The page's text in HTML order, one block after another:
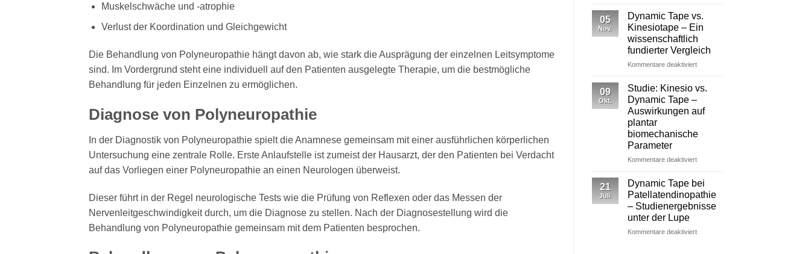
Muskelschwäche und -atrophie
Verlust der Koordination und Gleichgewicht
Die Behandlung von Polyneuropathie hängt davon ab, wie stark die Ausprägung der einzelnen Leitsymptome
sind. Im Vordergrund steht eine individuell auf den Patienten ausgelegte Therapie, um die bestmögliche
Behandlung für jeden Einzelnen zu ermöglichen.
Diagnose von Polyneuropathie
In der Diagnostik von Polyneuropathie spielt die Anamnese gemeinsam mit einer ausführlichen körperlichen
Untersuchung eine zentrale Rolle. Erste Anlaufstelle ist zumeist der Hausarzt, der den Patienten bei Verdacht
auf das Vorliegen einer Polyneuropathie an einen Neurologen überweist.
Dieser führt in der Regel neurologische Tests wie die Prüfung von Reflexen oder das Messen der
Nervenleitgeschwindigkeit durch, um die Diagnose zu stellen. Nach der Diagnosestellung wird die
Behandlung von Polyneuropathie gemeinsam mit dem Patienten besprochen.
neurophysiologische
Wirkungen
von
Dynamic Tape
05
Nov.
Dynamic Tape vs.
Kinesiotape – Ein
wissenschaftlich
fundierter Vergleich
Kommentare deaktiviertfür
–
wissenschaftlich
09
Okt.
Studie: Kinesio vs.
Dynamic Tape –
Auswirkungen auf
plantar
biomechanische
Parameter
Kommentare deaktiviertfür
Kinesio
vs.
Dynamic
Tape
Auswirkungen
21
Juli
Dynamic Tape bei
Patellatendinopathie
– Studienergebnisse
unter der Lupe
Kommentare deaktiviertfür